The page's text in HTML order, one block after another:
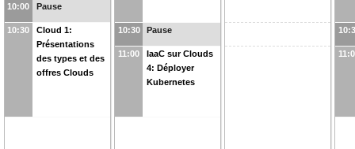
10:00 Pause
10:30
Cloud 1:
Présentations
des types et des
offres Clouds
10:30 Pause
11:00
IaaC sur Clouds
4: Déployer
Kubernetes